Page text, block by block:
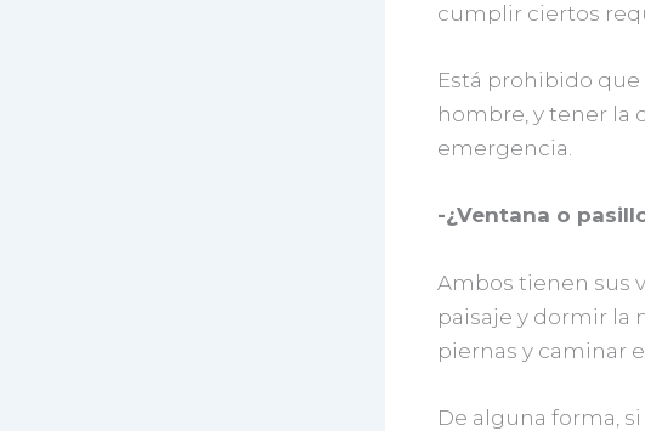
cumplir ciertos
Está prohibido que
hombre, y tener la
emergencia.
-¿Ventana o
Ambos tienen sus
paisaje y dormir la
piernas y caminar
De alguna forma,